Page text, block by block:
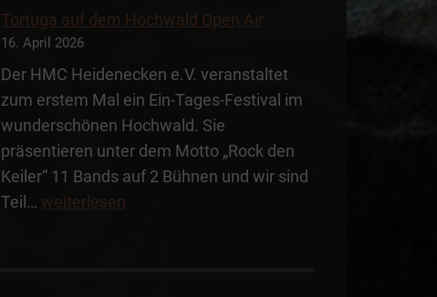
Tortuga auf dem Hochwald Open Air
16. April 2026
Der HMC Heidenecken e.V. veranstaltet
zum erstem Mal ein Ein-Tages-Festival im
wunderschönen Hochwald. Sie
präsentieren unter dem Motto „Rock den
Keiler“ 11 Bands auf 2 Bühnen und wir sind
Teil… Tortuga
weiterlesen